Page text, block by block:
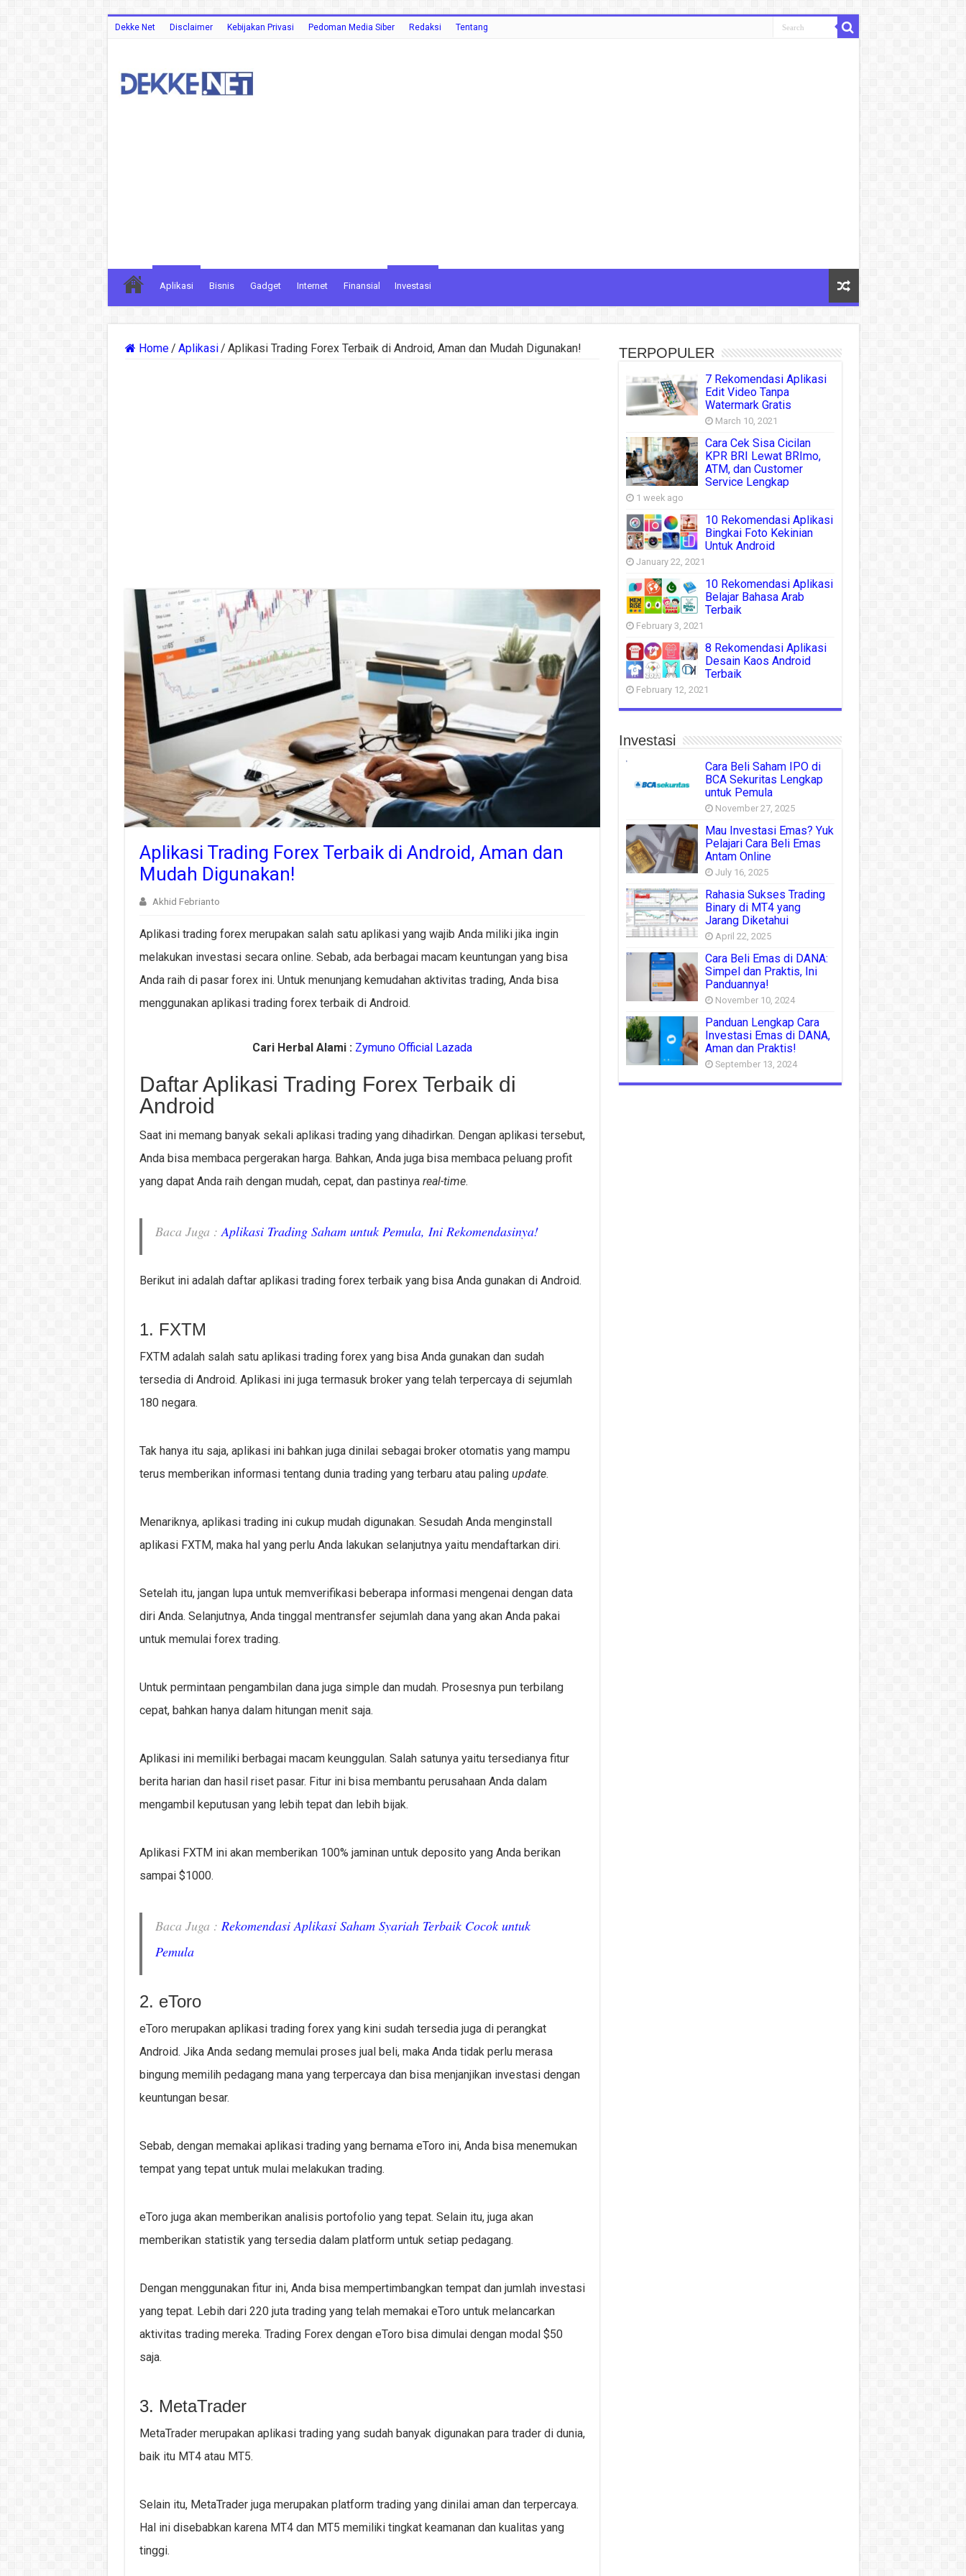
Dekke Net Disclaimer Kebijakan Privasi Pedoman Media Siber Redaksi Tentang
Aplikasi Bisnis Gadget Internet Finansial Investasi
Home/ Aplikasi/ Aplikasi Trading Forex Terbaik di Android, Aman dan Mudah Digunakan!
Aplikasi Trading Forex Terbaik di Android, Aman dan
Mudah Digunakan!
Akhid Febrianto
Aplikasi trading forex merupakan salah satu aplikasi yang wajib Anda miliki jika ingin
melakukan investasi secara online. Sebab, ada berbagai macam keuntungan yang bisa
Anda raih di pasar forex ini. Untuk menunjang kemudahan aktivitas trading, Anda bisa
menggunakan aplikasi trading forex terbaik di Android.
Cari Herbal Alami : Zymuno Official Lazada
Daftar Aplikasi Trading Forex Terbaik di
Android
Saat ini memang banyak sekali aplikasi trading yang dihadirkan. Dengan aplikasi tersebut,
Anda bisa membaca pergerakan harga. Bahkan, Anda juga bisa membaca peluang profit
yang dapat Anda raih dengan mudah, cepat, dan pastinyareal-time.
Baca Juga :Aplikasi Trading Saham untuk Pemula, Ini Rekomendasinya!
Berikut ini adalah daftar aplikasi trading forex terbaik yang bisa Anda gunakan di Android.
1. FXTM
FXTM adalah salah satu aplikasi trading forex yang bisa Anda gunakan dan sudah
tersedia di Android. Aplikasi ini juga termasuk broker yang telah terpercaya di sejumlah
180 negara.
Tak hanya itu saja, aplikasi ini bahkan juga dinilai sebagai broker otomatis yang mampu
terus memberikan informasi tentang dunia trading yang terbaru atau paling update.
Menariknya, aplikasi trading ini cukup mudah digunakan. Sesudah Anda menginstall
aplikasi FXTM, maka hal yang perlu Anda lakukan selanjutnya yaitu mendaftarkan diri.
Setelah itu, jangan lupa untuk memverifikasi beberapa informasi mengenai dengan data
diri Anda. Selanjutnya, Anda tinggal mentransfer sejumlah dana yang akan Anda pakai
untuk memulai forex trading.
Untuk permintaan pengambilan dana juga simple dan mudah. Prosesnya pun terbilang
cepat, bahkan hanya dalam hitungan menit saja.
Aplikasi ini memiliki berbagai macam keunggulan. Salah satunya yaitu tersedianya fitur
berita harian dan hasil riset pasar. Fitur ini bisa membantu perusahaan Anda dalam
mengambil keputusan yang lebih tepat dan lebih bijak.
Aplikasi FXTM ini akan memberikan 100% jaminan untuk deposito yang Anda berikan
sampai $1000.
Baca Juga : Rekomendasi Aplikasi Saham Syariah Terbaik Cocok untuk
Pemula
2. eToro
eToro merupakan aplikasi trading forex yang kini sudah tersedia juga di perangkat
Android. Jika Anda sedang memulai proses jual beli, maka Anda tidak perlu merasa
bingung memilih pedagang mana yang terpercaya dan bisa menjanjikan investasi dengan
keuntungan besar.
Sebab, dengan memakai aplikasi trading yang bernama eToro ini, Anda bisa menemukan
tempat yang tepat untuk mulai melakukan trading.
eToro juga akan memberikan analisis portofolio yang tepat. Selain itu, juga akan
memberikan statistik yang tersedia dalam platform untuk setiap pedagang.
Dengan menggunakan fitur ini, Anda bisa mempertimbangkan tempat dan jumlah investasi
yang tepat. Lebih dari 220 juta trading yang telah memakai eToro untuk melancarkan
aktivitas trading mereka. Trading Forex dengan eToro bisa dimulai dengan modal $50
saja.
3. MetaTrader
MetaTrader merupakan aplikasi trading yang sudah banyak digunakan para trader di dunia,
baik itu MT4 atau MT5.
Selain itu, MetaTrader juga merupakan platform trading yang dinilai aman dan terpercaya.
Hal ini disebabkan karena MT4 dan MT5 memiliki tingkat keamanan dan kualitas yang
tinggi.
TERPOPULER
7 Rekomendasi Aplikasi
Edit Video Tanpa
Watermark Gratis
March 10, 2021
Cara Cek Sisa Cicilan
KPR BRI Lewat BRImo,
ATM, dan Customer
Service Lengkap
1 week ago
10 Rekomendasi Aplikasi
Bingkai Foto Kekinian
Untuk Android
January 22, 2021
10 Rekomendasi Aplikasi
Belajar Bahasa Arab
Terbaik
February 3, 2021
8 Rekomendasi Aplikasi
Desain Kaos Android
Terbaik
February 12, 2021
Investasi
Cara Beli Saham IPO di
BCA Sekuritas Lengkap
untuk Pemula
November 27, 2025
Mau Investasi Emas? Yuk
Pelajari Cara Beli Emas
Antam Online
July 16, 2025
Rahasia Sukses Trading
Binary di MT4 yang
Jarang Diketahui
April 22, 2025
Cara Beli Emas di DANA:
Simpel dan Praktis, Ini
Panduannya!
November 10, 2024
Panduan Lengkap Cara
Investasi Emas di DANA,
Aman dan Praktis!
September 13, 2024